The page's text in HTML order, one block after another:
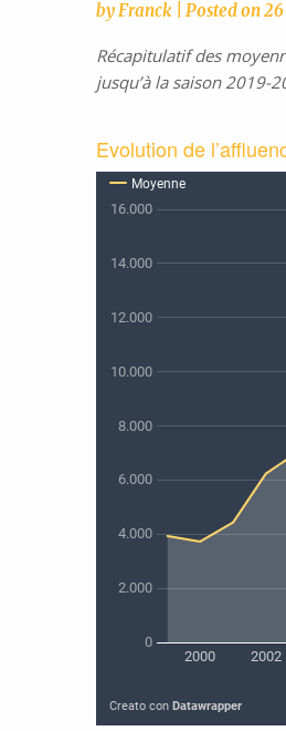
byFranck Posted on
Récapitulatif des
jusqu’à la saison 2019-
Evolution de